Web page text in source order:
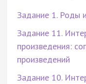
Задание 1. Роды
Задание 11.
произведения:
произведений
Задание 10.